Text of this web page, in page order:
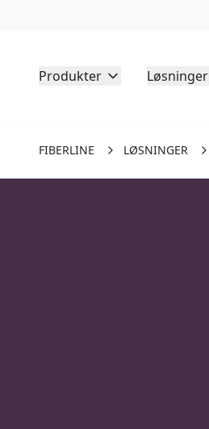
Produkter Løsninger
FIBERLINE LØSNINGER